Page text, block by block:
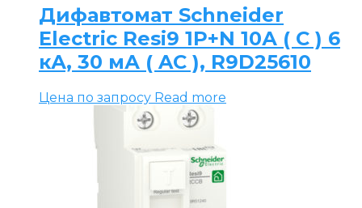
Дифавтомат Schneider
Electric Resi9 1P+N 10А ( C ) 6
кА, 30 мА ( AC ), R9D25610
Цена по запросу Read more